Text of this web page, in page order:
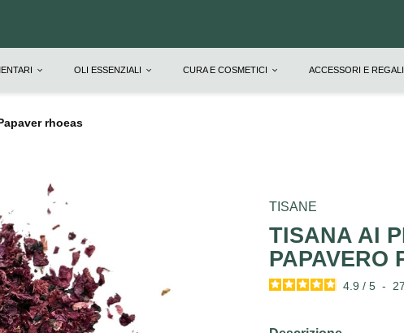
OLI ESSENZIALI CURA E COSMETICI ACCESSORI E REGALI
rhoeas
TISANE
TISANA AI
PAPAVERO
4.9 / 5 -